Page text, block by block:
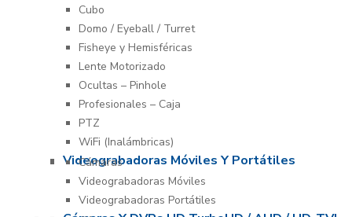
Cubo
Domo / Eyeball / Turret
Fisheye y Hemisféricas
Lente Motorizado
Ocultas – Pinhole
Profesionales – Caja
PTZ
WiFi (Inalámbricas)
Videograbadoras Móviles Y Portátiles
Cámaras
Videograbadoras Móviles
Videograbadoras Portátiles